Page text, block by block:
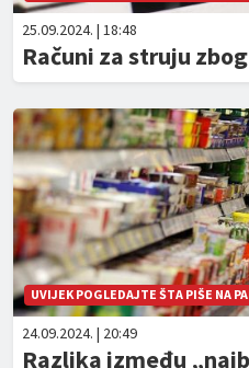
25.09.2024. | 18:48
Računi za struju
UVIJEK POGLEDAJTE ŠTA PIŠE NA
24.09.2024. | 20:49
Razlika između